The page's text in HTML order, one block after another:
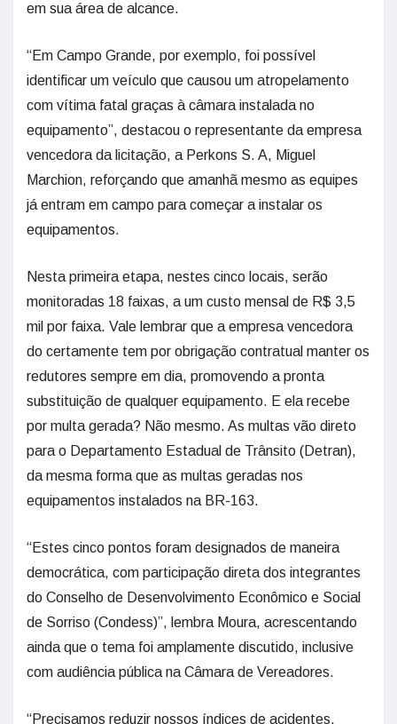
em sua área de alcance.
“Em Campo Grande, por exemplo, foi possível
identificar um veículo que causou um atropelamento
com vítima fatal graças à câmara instalada no
equipamento”, destacou o representante da empresa
vencedora da licitação, a Perkons S. A, Miguel
Marchion, reforçando que amanhã mesmo as equipes
já entram em campo para começar a instalar os
equipamentos.
Nesta primeira etapa, nestes cinco locais, serão
monitoradas 18 faixas, a um custo mensal de R$ 3,5
mil por faixa. Vale lembrar que a empresa vencedora
do certamente tem por obrigação contratual manter os
redutores sempre em dia, promovendo a pronta
substituição de qualquer equipamento. E ela recebe
por multa gerada? Não mesmo. As multas vão direto
para o Departamento Estadual de Trânsito (Detran),
da mesma forma que as multas geradas nos
equipamentos instalados na BR-163.
“Estes cinco pontos foram designados de maneira
democrática, com participação direta dos integrantes
do Conselho de Desenvolvimento Econômico e Social
de Sorriso (Condess)”, lembra Moura, acrescentando
ainda que o tema foi amplamente discutido, inclusive
com audiência pública na Câmara de Vereadores.
“Precisamos reduzir nossos índices de acidentes,